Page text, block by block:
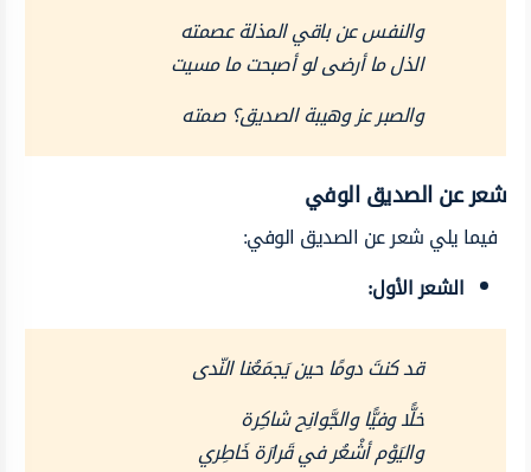
والنفس عن باقي المذلة عصمته
الذل ما أرضى لو أصبحت ما مسيت
والصبر عز وهيبة الصديق؟ صمته
شعر عن الصديق الوفي
فيما يلي شعر عن الصديق الوفي:
الشعر الأول:
قد كنتَ دومًا حين يَجمَعُنا النّدى
خلًّا وفيًّا والجَّوانِح شاكِرة
واليَوْم أشْعُر في قَرارَة خَاطِري